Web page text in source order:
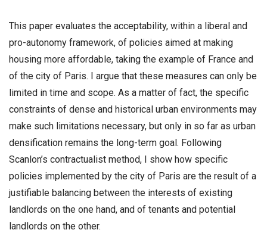
This paper evaluates the acceptability, within a liberal and
pro-autonomy framework, of policies aimed at making
housing more affordable, taking the example of France and
of the city of Paris. I argue that these measures can only be
limited in time and scope. As a matter of fact, the specific
constraints of dense and historical urban environments may
make such limitations necessary, but only in so far as urban
densification remains the long-term goal. Following
Scanlon’s contractualist method, I show how specific
policies implemented by the city of Paris are the result of a
justifiable balancing between the interests of existing
landlords on the one hand, and of tenants and potential
landlords on the other.